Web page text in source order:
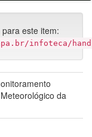
este item:
infoteca/
da